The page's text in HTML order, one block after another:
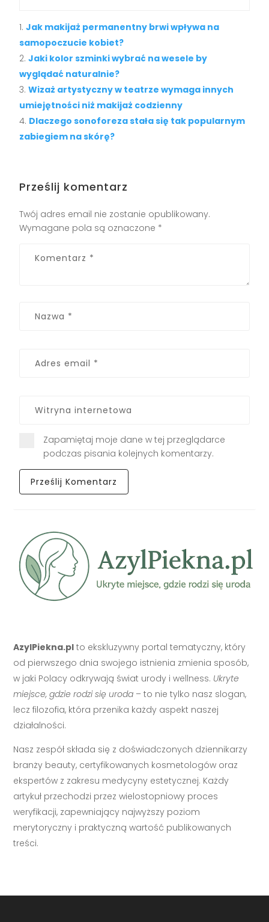
Jak makijaż permanentny brwi wpływa na
samopoczucie kobiet?
Jaki kolor szminki wybrać na wesele by
wyglądać naturalnie?
Wizaż artystyczny w teatrze wymaga innych
umiejętności niż makijaż codzienny
Dlaczego sonoforeza stała się tak popularnym
zabiegiem na skórę?
Prześlij komentarz
Twój adres email nie zostanie opublikowany.
Wymagane pola są oznaczone *
Zapamiętaj moje dane w tej przeglądarce
podczas pisania kolejnych komentarzy.
AzylPiekna.pl to ekskluzywny portal tematyczny, który
od pierwszego dnia swojego istnienia zmienia sposób,
w jaki Polacy odkrywają świat urody i wellness. Ukryte
miejsce, gdzie rodzi się uroda – to nie tylko nasz slogan,
lecz filozofia, która przenika każdy aspekt naszej
działalności.
Nasz zespół składa się z doświadczonych dziennikarzy
branży beauty, certyfikowanych kosmetologów oraz
ekspertów z zakresu medycyny estetycznej. Każdy
artykuł przechodzi przez wielostopniowy proces
weryfikacji, zapewniający najwyższy poziom
merytoryczny i praktyczną wartość publikowanych
treści.